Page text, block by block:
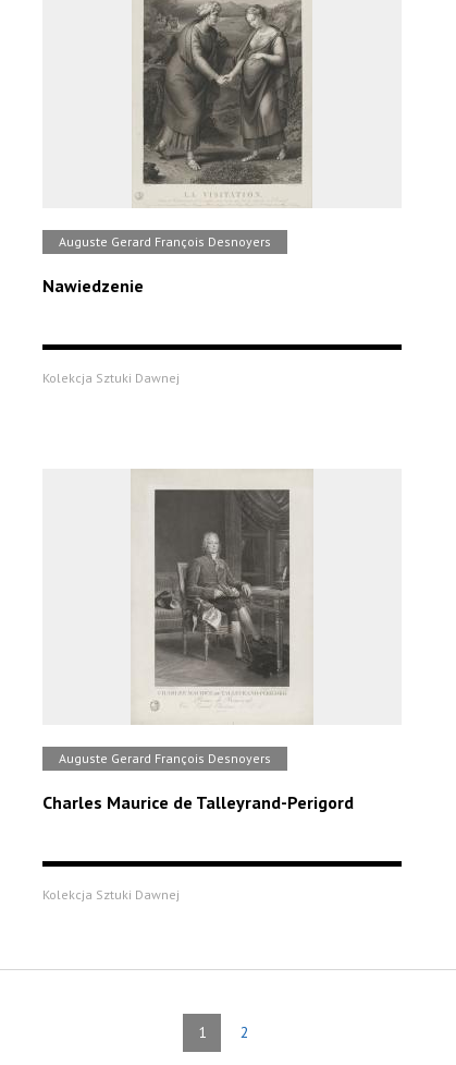
Auguste Gerard François Desnoyers
Nawiedzenie
Kolekcja Sztuki Dawnej
Auguste Gerard François Desnoyers
Charles Maurice de Talleyrand-Perigord
Kolekcja Sztuki Dawnej
1 2